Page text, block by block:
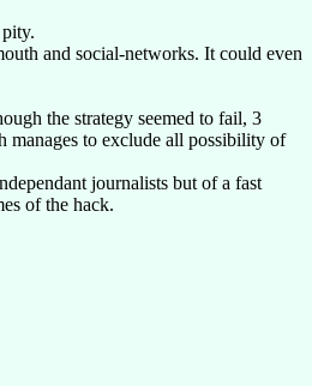
and social-networks. It could even
the strategy seemed to fail, 3
manages to exclude all possibility of
journalists but of a fast
of the hack.